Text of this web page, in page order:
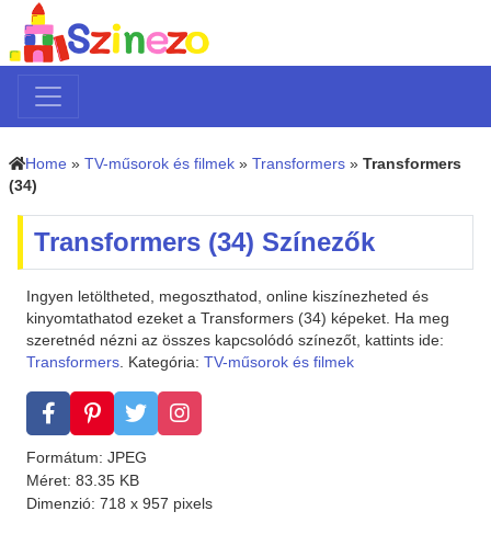
Home » TV-műsorok és filmek » Transformers » Transformers
(34)
Transformers (34) Színezők
Ingyen letöltheted, megoszthatod, online kiszínezheted és
kinyomtathatod ezeket a Transformers (34) képeket. Ha meg
szeretnéd nézni az összes kapcsolódó színezőt, kattints ide:
Transformers. Kategória: TV-műsorok és filmek
Formátum: JPEG
Méret: 83.35 KB
Dimenzió: 718 x 957 pixels